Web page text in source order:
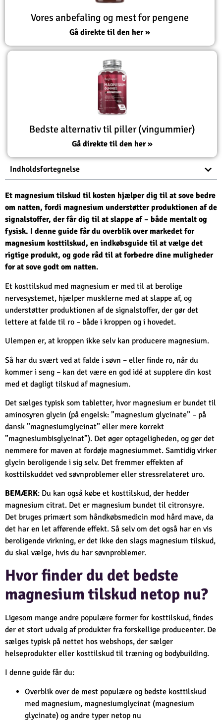
Vores anbefaling og mest for pengene
Gå direkte til den her »
Bedste alternativ til piller (vingummier)
Gå direkte til den her »
Indholdsfortegnelse
Et magnesium tilskud til kosten hjælper dig til at sove bedre
om natten, fordi magnesium understøtter produktionen af de
signalstoffer, der får dig til at slappe af – både mentalt og
fysisk. I denne guide får du overblik over markedet for
magnesium kosttilskud, en indkøbsguide til at vælge det
rigtige produkt, og gode råd til at forbedre dine muligheder
for at sove godt om natten.
Et kosttilskud med magnesium er med til at berolige
nervesystemet, hjælper musklerne med at slappe af, og
understøtter produktionen af de signalstoffer, der gør det
lettere at falde til ro – både i kroppen og i hovedet.
Ulempen er, at kroppen ikke selv kan producere magnesium.
Så har du svært ved at falde i søvn – eller finde ro, når du
kommer i seng – kan det være en god idé at supplere din kost
med et dagligt tilskud af magnesium.
Det sælges typisk som tabletter, hvor magnesium er bundet til
aminosyren glycin (på engelsk: ”magnesium glycinate” – på
dansk ”magnesiumglycinat” eller mere korrekt
”magnesiumbisglycinat”). Det øger optageligheden, og gør det
nemmere for maven at fordøje magnesiummet. Samtidig virker
glycin beroligende i sig selv. Det fremmer effekten af
kosttilskuddet ved søvnproblemer eller stressrelateret uro.
BEMÆRK: Du kan også købe et kosttilskud, der hedder
magnesium citrat. Det er magnesium bundet til citronsyre.
Det bruges primært som håndkøbsmedicin mod hård mave, da
det har en let afførende effekt. Så selv om det også har en vis
beroligende virkning, er det ikke den slags magnesium tilskud,
du skal vælge, hvis du har søvnproblemer.
Hvor finder du det bedste
magnesium tilskud netop nu?
Ligesom mange andre populære former for kosttilskud, findes
der et stort udvalg af produkter fra forskellige producenter. De
sælges typisk på nettet hos webshops, der sælger
helseprodukter eller kosttilskud til træning og bodybuilding.
I denne guide får du:
Overblik over de mest populære og bedste kosttilskud
med magnesium, magnesiumglycinat (magnesium
glycinate) og andre typer netop nu